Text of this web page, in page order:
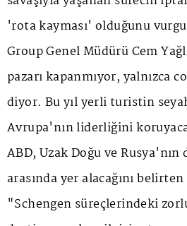
'rota kayması' olduğunu
Group Genel Müdürü Cem
pazarı kapanmıyor, yalnızca
diyor. Bu yıl yerli turistin
Avrupa'nın liderliğini
ABD, Uzak Doğu ve Rusya'nın
arasında yer alacağını belirten
"Schengen süreçlerindeki